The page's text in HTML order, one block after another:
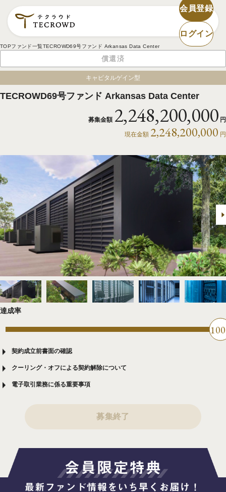
会員登録
ログイン
TOPファンド一覧TECROWD69号ファンド Arkansas Data Center
償還済
キャピタルゲイン型
TECROWD69号ファンド Arkansas Data Center
募集金額 2,248,200,000 円
現在金額 2,248,200,000 円
達成率
100
契約成立前書面の確認
クーリング・オフによる契約解除について
電子取引業務に係る重要事項
募集終了